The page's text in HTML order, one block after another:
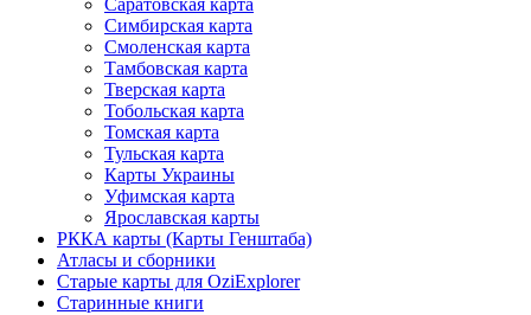
Саратовская карта
Симбирская карта
Смоленская карта
Тамбовская карта
Тверская карта
Тобольская карта
Томская карта
Тульская карта
Карты Украины
Уфимская карта
Ярославская карты
РККА карты (Карты Генштаба)
Атласы и сборники
Старые карты для OziExplorer
Старинные книги